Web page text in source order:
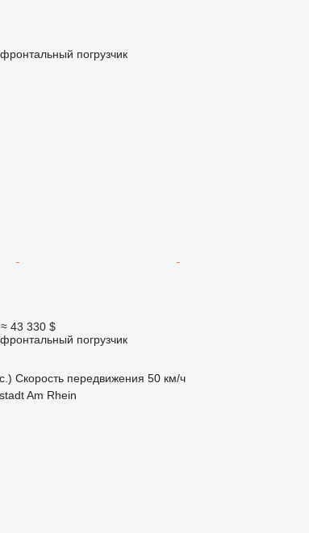
погрузчик
≈ 43 330 $
погрузчик
Скорость передвижения 50 км/ч
Am Rhein